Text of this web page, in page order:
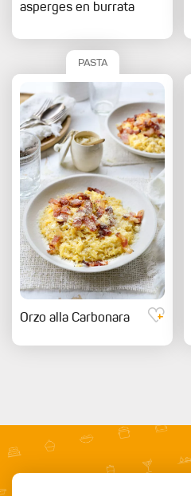
asperges en burrata
PASTA
Orzo alla Carbonara